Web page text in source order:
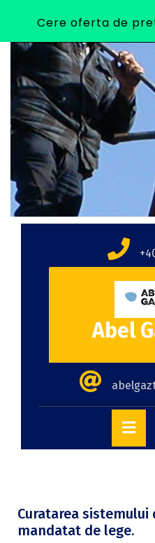
Abel
Curatarea sistemului
mandatat de lege.
Cere oferta de